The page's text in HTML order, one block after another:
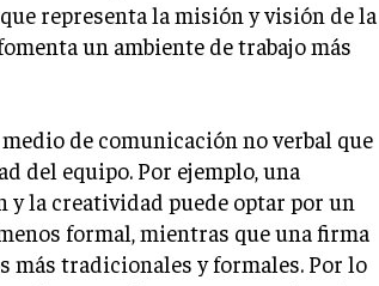
representa la misión y visión de la
un ambiente de trabajo más
de comunicación no verbal que
del equipo. Por ejemplo, una
y la creatividad puede optar por un
formal, mientras que una firma
más tradicionales y formales. Por lo